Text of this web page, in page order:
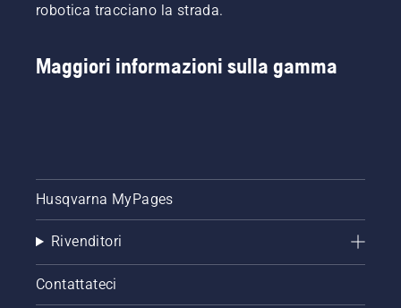
robotica tracciano la strada.
Maggiori informazioni sulla gamma
Husqvarna MyPages
Rivenditori
Contattateci